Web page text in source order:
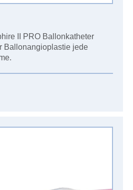
II PRO Ballonkatheter
Ballonangioplastie jede